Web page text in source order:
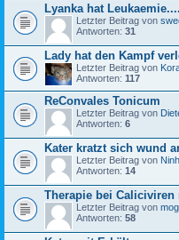
Lyanka hat
Letzter Beitrag von
Antworten: 31
Lady hat den Kampf
Letzter Beitrag von
Antworten: 117
ReConvales Tonicum
Letzter Beitrag von
Antworten: 6
Kater kratzt sich wund
Letzter Beitrag von
Antworten: 14
Therapie bei
Letzter Beitrag von
Antworten: 58